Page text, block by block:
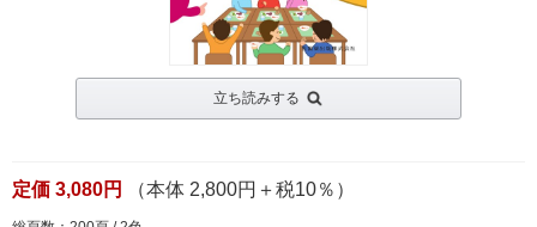
立ち読みする
定価 3,080円 （本体 2,800円＋税10％）